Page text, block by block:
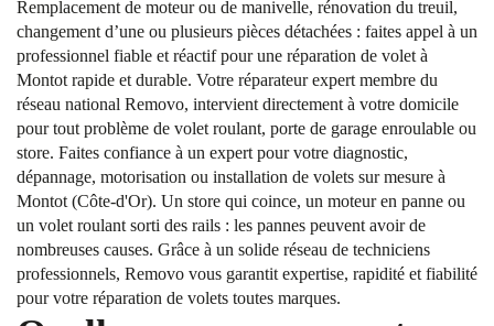
Remplacement de moteur ou de manivelle, rénovation du treuil,
changement d’une ou plusieurs pièces détachées : faites appel à un
professionnel fiable et réactif pour une réparation de volet à
Montot rapide et durable. Votre réparateur expert membre du
réseau national Removo, intervient directement à votre domicile
pour tout problème de volet roulant, porte de garage enroulable ou
store. Faites confiance à un expert pour votre diagnostic,
dépannage, motorisation ou installation de volets sur mesure à
Montot (Côte-d'Or). Un store qui coince, un moteur en panne ou
un volet roulant sorti des rails : les pannes peuvent avoir de
nombreuses causes. Grâce à un solide réseau de techniciens
professionnels, Removo vous garantit expertise, rapidité et fiabilité
pour votre réparation de volets toutes marques.